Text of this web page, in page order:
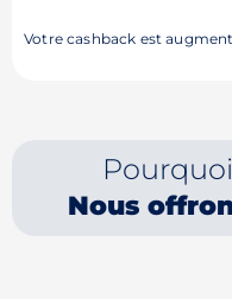
Votre cashback est
Nous